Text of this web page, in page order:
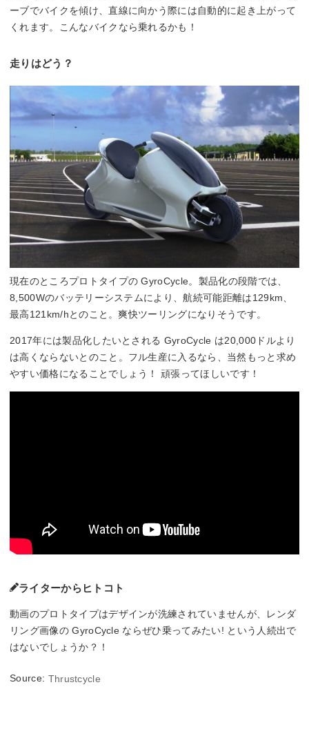
ーブでバイクを傾け、直線に向かう際には自動的に起き上がって
くれます。こんなバイクなら乗れるかも！
走りはどう？
現在のところプロトタイプの GyroCycle。製品化の段階では、
8,500Wのバッテリーシステムにより、航続可能距離は129km、
最高121km/hとのこと。爽快ツーリングになりそうです。
2017年には製品化したいとされる GyroCycle は20,000ドルより
は高くならないとのこと。フル生産に入るなら、当然もっと求め
やすい価格になることでしょう！ 頑張ってほしいです！
ライターからヒトコト
動画のプロトタイプはデザインが洗練されていませんが、レンダ
リング画像の GyroCycle ならぜひ乗ってみたい! という人続出で
はないでしょうか？！
Source: Thrustcycle